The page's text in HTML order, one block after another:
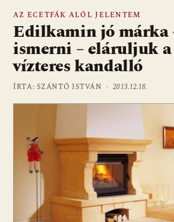
AZ ECETFÁK ALÓL JELENTEM
Edilkamin jó márka
ismerni – eláruljuk
vízteres kandalló
ÍRTA: SZÁNTÓ ISTVÁN ·2013.12.18.